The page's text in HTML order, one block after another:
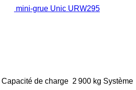
mini-grue Unic URW295
Capacité de charge 2 900 kg Système